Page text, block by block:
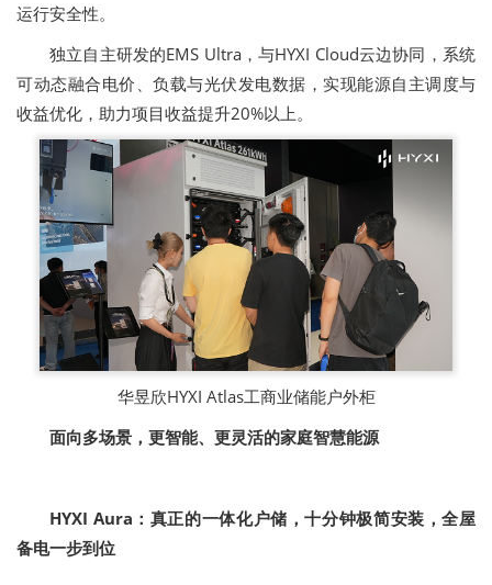
运行安全性。
独立自主研发的EMS Ultra，与HYXI Cloud云边协同，系统
可动态融合电价、负载与光伏发电数据，实现能源自主调度与
收益优化，助力项目收益提升20%以上。
华昱欣HYXI Atlas工商业储能户外柜
面向多场景，更智能、更灵活的家庭智慧能源
HYXI Aura：真正的一体化户储，十分钟极简安装，全屋
备电一步到位